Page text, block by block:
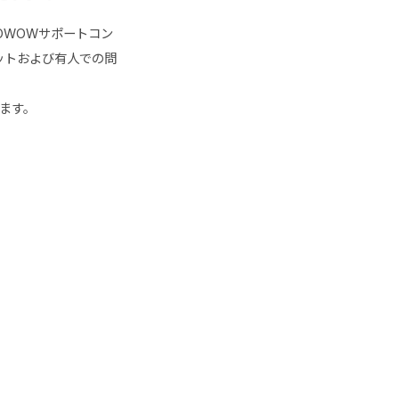
サポートコン
および有人での問
す。